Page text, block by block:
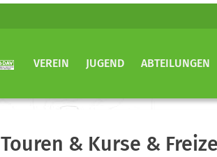
VEREIN JUGEND ABTEILUNGEN
Touren & Kurse &